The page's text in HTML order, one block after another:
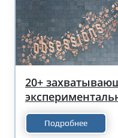
20+
Подробнее